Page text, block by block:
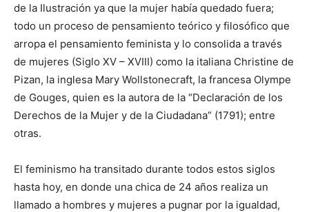
de la Ilustración ya que la mujer había quedado fuera;
todo un proceso de pensamiento teórico y filosófico que
arropa el pensamiento feminista y lo consolida a través
de mujeres (Siglo XV – XVIII) como la italiana Christine de
Pizan, la inglesa Mary Wollstonecraft, la francesa Olympe
de Gouges, quien es la autora de la “Declaración de los
Derechos de la Mujer y de la Ciudadana” (1791); entre
otras.
El feminismo ha transitado durante todos estos siglos
hasta hoy, en donde una chica de 24 años realiza un
llamado a hombres y mujeres a pugnar por la igualdad,